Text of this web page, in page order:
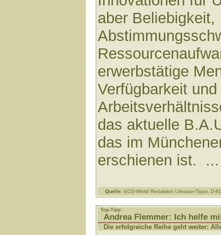
aber Beliebigkeit,
erwerbstätige
Verfügbarkeit
das aktuelle
das im
erschienen ist.
Quelle: ECO-World Redaktion Literatur-Tipps, D-
Top-Tipp:
Andrea Flemmer: Ich helfe
Die erfolgreiche Reihe geht weiter: